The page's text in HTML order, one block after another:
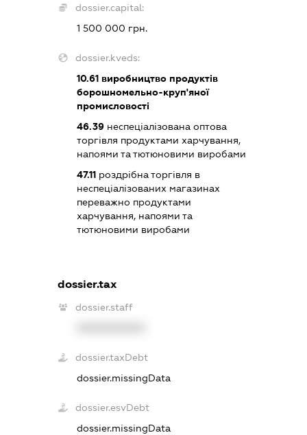
dossier.capital:
1 500 000 грн.
dossier.kveds:
10.61виробництво продуктів
борошномельно-круп'яної
промисловості
46.39неспеціалізована оптова
торгівля продуктами харчування,
напоями та тютюновими виробами
47.11роздрібна торгівля в
неспеціалізованих магазинах
переважно продуктами
харчування, напоями та
тютюновими виробами
dossier.tax
dossier.staff
dossier.taxDebt
dossier.missingData
dossier.esvDebt
dossier.missingData